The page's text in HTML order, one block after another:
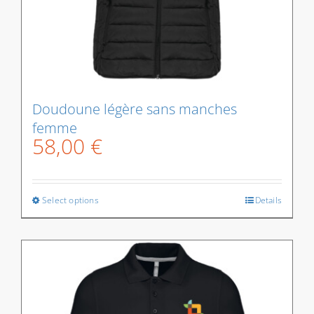
produit
Doudoune légère sans manches
femme
58,00 €
Select optionsCe
produit
a
plusieurs
variations.
Details